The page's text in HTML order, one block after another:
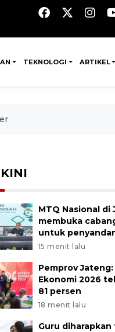
TEKNOLOGI ARTIKEL
MTQ Nasional di
membuka
untuk
15 menit lalu
Pemprov
Ekonomi 2026
81 persen
18 menit lalu
Guru diharapkan